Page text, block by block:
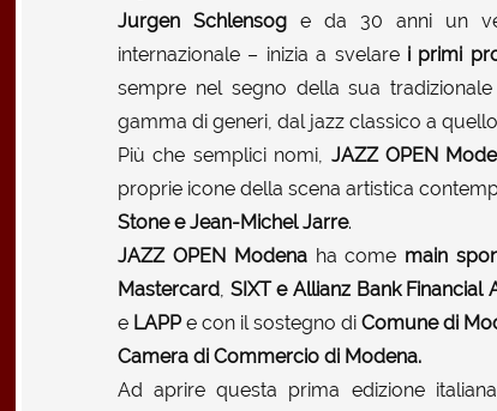
Jurgen Schlensoge da 30 anni un
internazionale – inizia a svelare i primi
sempre nel segno della sua
gamma di generi, dal jazz classico a
Più che semplici nomi, JAZZ OPEN
proprie icone della scena artistica
Stone e Jean-Michel Jarre.
JAZZ OPEN Modena ha come main
Mastercard, SIXTe Allianz Bank Financial
e LAPPe con il sostegno di Comune di
Camera di Commercio di Modena.
Ad aprire questa prima edizione